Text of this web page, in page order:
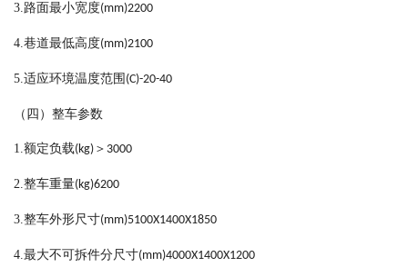
3.路面最小宽度(mm)2200
4.巷道最低高度(mm)2100
5.适应环境温度范围 (C)-20-40
（四）整车参数
1.额定负载(kg) ＞ 3000
2.整车重量(kg)6200
3.整车外形尺寸(mm)5100X1400X1850
4.最大不可拆件分尺寸(mm)4000X1400X1200